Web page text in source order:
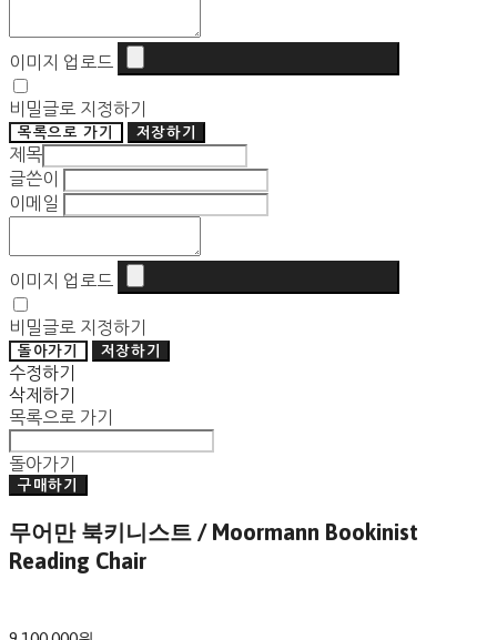
이미지 업로드
비밀글로 지정하기
목록으로 가기 저장하기
제목
글쓴이
이메일
이미지 업로드
비밀글로 지정하기
돌아가기 저장하기
수정하기
삭제하기
목록으로 가기
돌아가기
구매하기
무어만 북키니스트 / Moormann Bookinist
Reading Chair